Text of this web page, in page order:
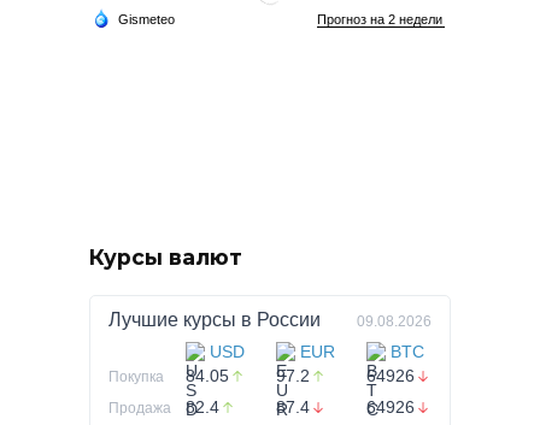
Курсы валют
Лучшие курсы в России 09.08.2026
USD EUR BTC
Покупка 84.05 97.2 64926
Продажа 82.4 87.4 64926